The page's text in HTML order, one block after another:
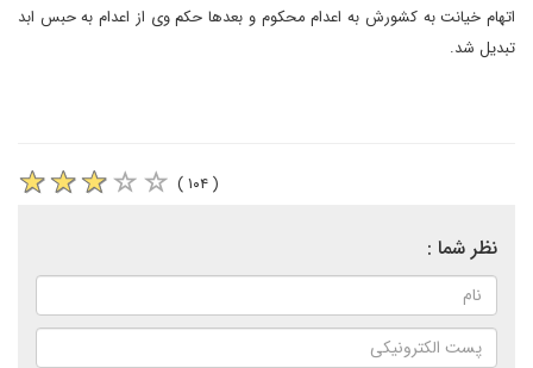
اتهام خیانت به کشورش به اعدام محکوم و بعدها حکم وی از اعدام به حبس ابد
تبدیل شد.
( ۱۰۴ )
نظر شما :